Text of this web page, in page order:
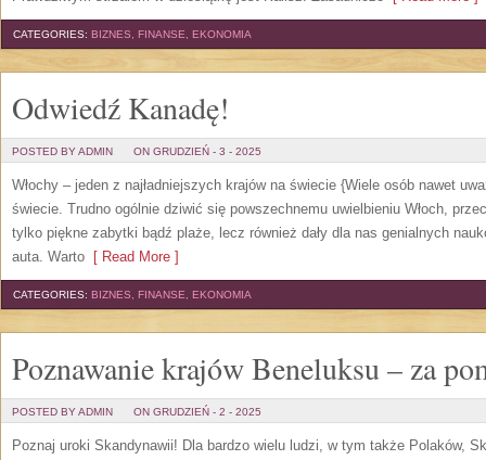
CATEGORIES: BIZNES, FINANSE, EKONOMIA
Odwiedź Kanadę!
POSTED BY ADMIN ON GRUDZIEŃ - 3 - 2025
Włochy – jeden z najładniejszych krajów na świecie {Wiele osób nawet
świecie. Trudno ogólnie dziwić się powszechnemu uwielbieniu Włoch,
tylko piękne zabytki bądź plaże, lecz również dały dla nas genialnych
auta. Warto [ Read More ]
CATEGORIES: BIZNES, FINANSE, EKONOMIA
Poznawanie krajów Beneluksu – za
POSTED BY ADMIN ON GRUDZIEŃ - 2 - 2025
Poznaj uroki Skandynawii! Dla bardzo wielu ludzi, w tym także Polaków,